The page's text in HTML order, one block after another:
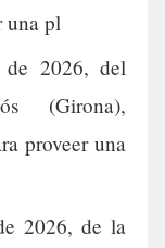
una pl
2026, del
(Girona),
proveer una
2026, de la